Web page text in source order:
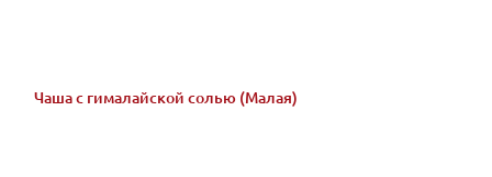
Чаша с гималайской солью (Малая)